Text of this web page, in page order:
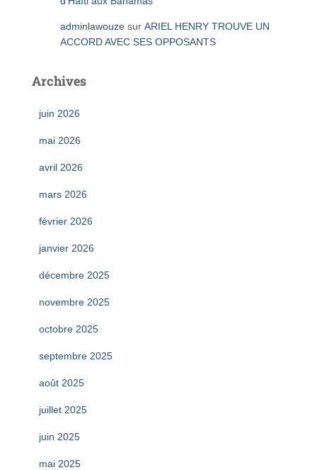
adminlawouze sur ARIEL HENRY TROUVE UN
ACCORD AVEC SES OPPOSANTS
Archives
juin 2026
mai 2026
avril 2026
mars 2026
février 2026
janvier 2026
décembre 2025
novembre 2025
octobre 2025
septembre 2025
août 2025
juillet 2025
juin 2025
mai 2025